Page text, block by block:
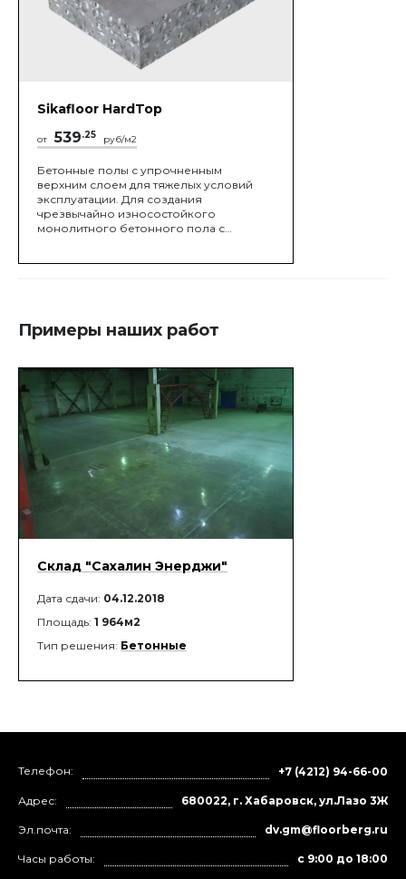
Sikafloor HardTop
от 539.25 руб/м2
Бетонные полы с упрочненным
верхним слоем для тяжелых условий
эксплуатации. Для создания
чрезвычайно износостойкого
монолитного бетонного пола с
Примеры наших работ
Склад "Сахалин Энерджи"
Дата сдачи: 04.12.2018
Площадь: 1 964м2
Тип решения: Бетонные
Телефон: +7 (4212) 94-66-00
Адрес: 680022, г. Хабаровск, ул.Лазо 3Ж
Эл.почта: dv.gm@floorberg.ru
Часы работы: с 9:00 до 18:00